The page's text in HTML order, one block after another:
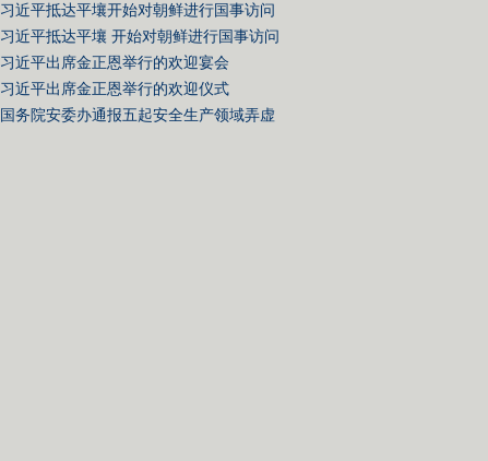
习近平抵达平壤开始对朝鲜进行国事访问
习近平抵达平壤 开始对朝鲜进行国事访问
习近平出席金正恩举行的欢迎宴会
习近平出席金正恩举行的欢迎仪式
国务院安委办通报五起安全生产领域弄虚